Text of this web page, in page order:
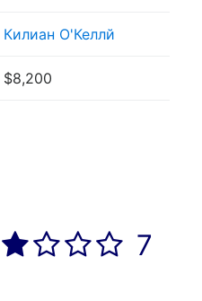
Килиан О'Келлй
$8,200
7